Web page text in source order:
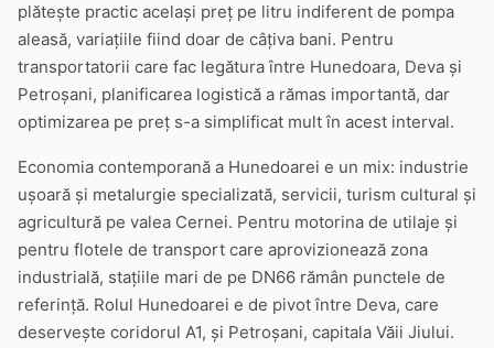
plătește practic același preț pe litru indiferent de pompa
aleasă, variațiile fiind doar de câțiva bani. Pentru
transportatorii care fac legătura între Hunedoara, Deva și
Petroșani, planificarea logistică a rămas importantă, dar
optimizarea pe preț s-a simplificat mult în acest interval.
Economia contemporană a Hunedoarei e un mix: industrie
ușoară și metalurgie specializată, servicii, turism cultural și
agricultură pe valea Cernei. Pentru motorina de utilaje și
pentru flotele de transport care aprovizionează zona
industrială, stațiile mari de pe DN66 rămân punctele de
referință. Rolul Hunedoarei e de pivot între Deva, care
deservește coridorul A1, și Petroșani, capitala Văii Jiului.